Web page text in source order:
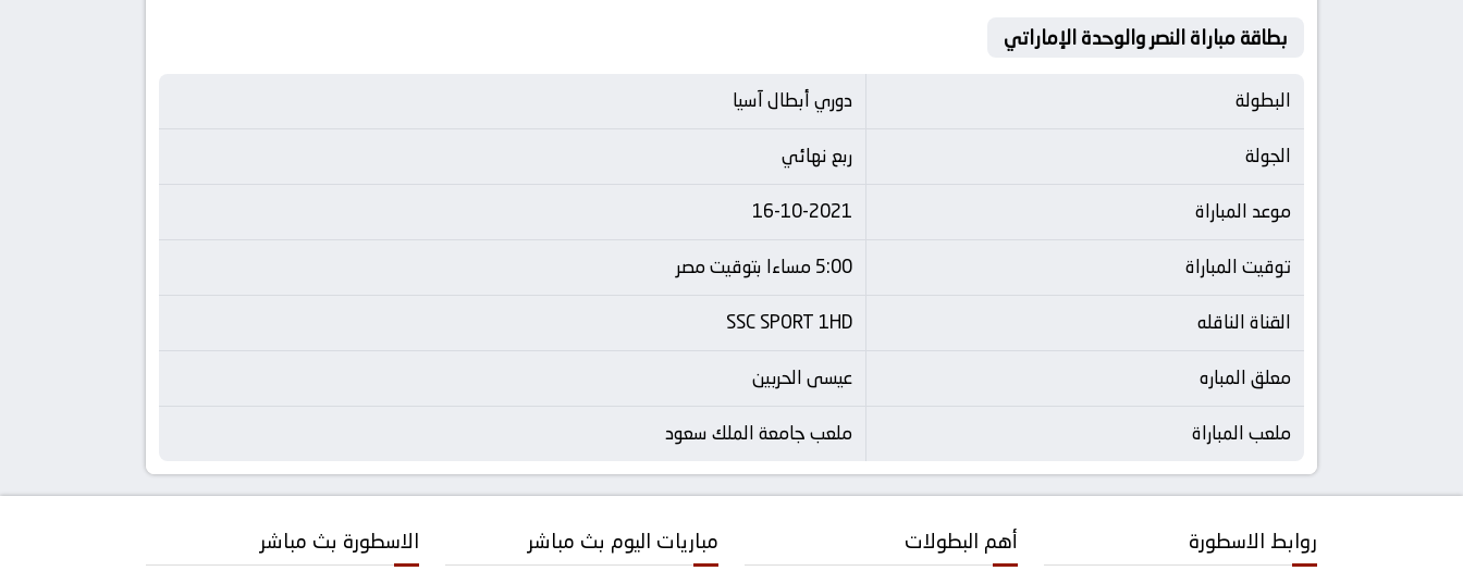
بطاقة مباراة النصر والوحدة الإماراتي
البطولة
دوري أبطال آسيا
الجولة
ربع نهائي
موعد المباراة
16-10-2021
توقيت المباراة
5:00 مساءا بتوقيت مصر
القناة الناقله
SSC SPORT 1HD
معلق المباره
عيسى الحربين
ملعب المباراة
ملعب جامعة الملك سعود
روابط الاسطورة أهم البطولات مباريات اليوم بث مباشر الاسطورة بث مباشر